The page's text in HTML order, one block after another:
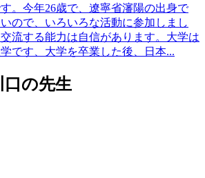
。今年26歳で、遼寧省瀋陽の出身で
ので、いろいろな活動に参加しまし
流する能力は自信があります。大学は
です、大学を卒業した後、日本...
口の先生